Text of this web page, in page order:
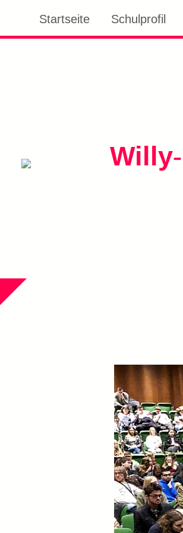
Startseite Schulprofil
Willy-